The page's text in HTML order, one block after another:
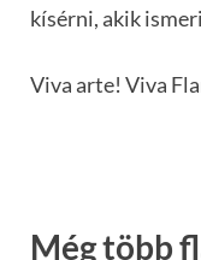
kísérni, akik
Viva arte! Viva
Még több